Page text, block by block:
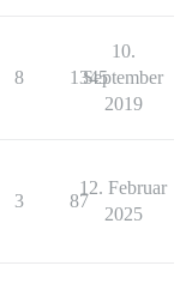
8 1345
10.
September
2019
3 87
12. Februar
2025